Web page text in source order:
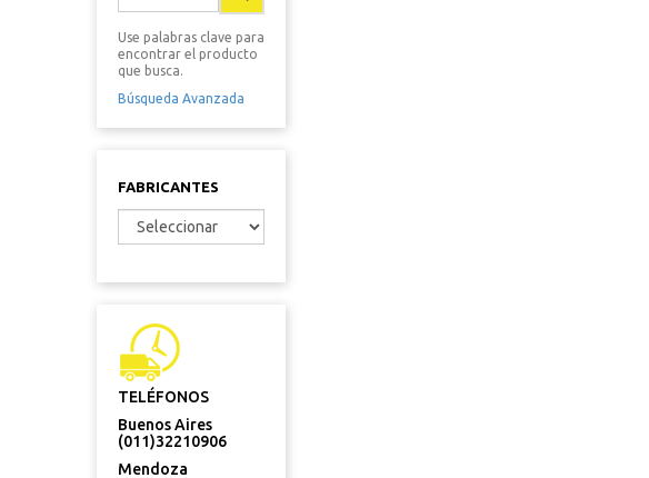
Use palabras clave para
encontrar el producto
que busca.
Búsqueda Avanzada
FABRICANTES
TELÉFONOS
Buenos Aires
(011)32210906
Mendoza